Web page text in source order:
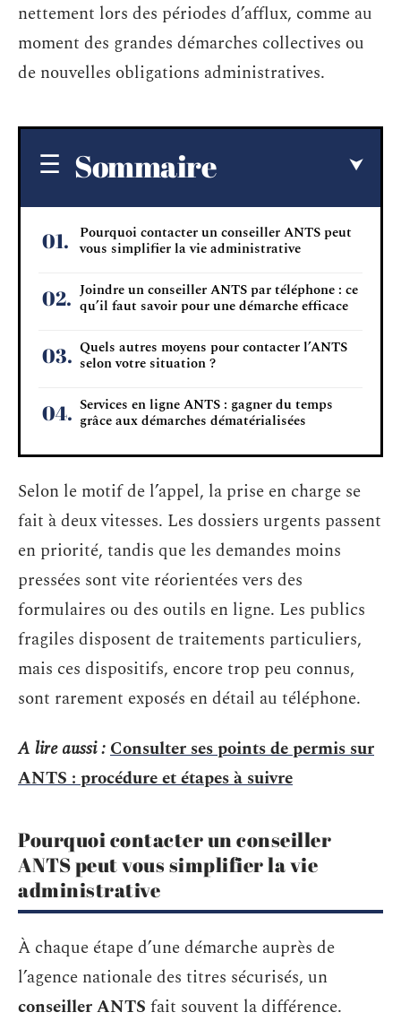
nettement lors des périodes d’afflux, comme au
moment des grandes démarches collectives ou
de nouvelles obligations administratives.
Sommaire
Pourquoi contacter un conseiller ANTS peut
vous simplifier la vie administrative
Joindre un conseiller ANTS par téléphone : ce
qu’il faut savoir pour une démarche efficace
Quels autres moyens pour contacter l’ANTS
selon votre situation ?
Services en ligne ANTS : gagner du temps
grâce aux démarches dématérialisées
Selon le motif de l’appel, la prise en charge se
fait à deux vitesses. Les dossiers urgents passent
en priorité, tandis que les demandes moins
pressées sont vite réorientées vers des
formulaires ou des outils en ligne. Les publics
fragiles disposent de traitements particuliers,
mais ces dispositifs, encore trop peu connus,
sont rarement exposés en détail au téléphone.
A lire aussi :Consulter ses points de permis sur
ANTS : procédure et étapes à suivre
Pourquoi contacter un conseiller
ANTS peut vous simplifier la vie
administrative
À chaque étape d’une démarche auprès de
l’agence nationale des titres sécurisés, un
conseiller ANTS fait souvent la différence.